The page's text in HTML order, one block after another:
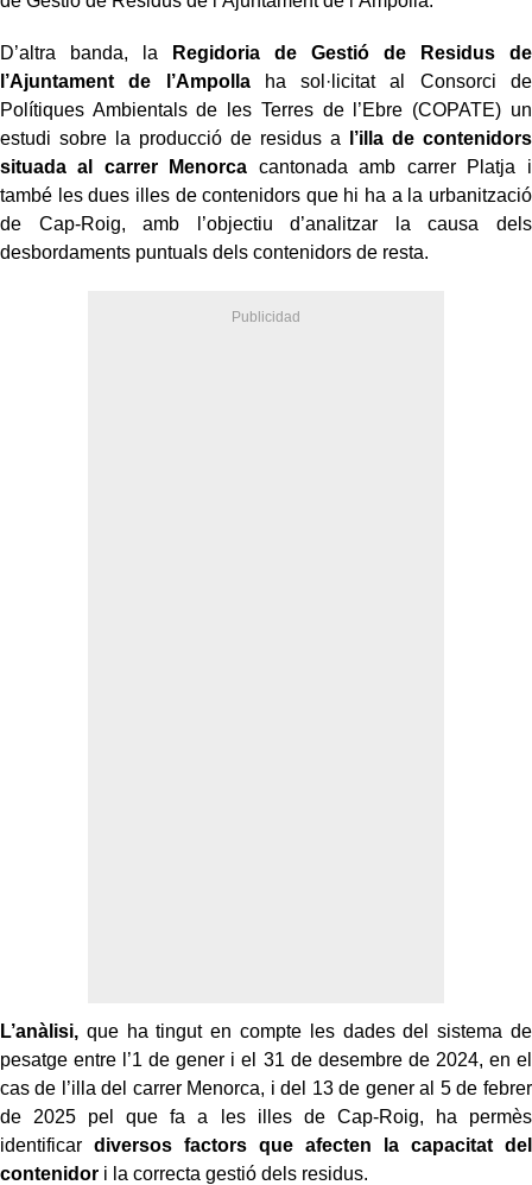
D’altra banda, la
Regidoria de Gestió de Residus de
l’Ajuntament de l’Ampollaha sol·licitat al Consorci de
Polítiques Ambientals de les Terres de l’Ebre (COPATE) un
estudi sobre la producció de residus a
l’illa de contenidors
situada al carrer Menorca cantonada amb carrer Platja i
també les dues illes de contenidors que hi ha a la urbanització
de Cap-Roig, amb l’objectiu d’analitzar la causa dels
desbordaments puntuals dels contenidors de resta.
L’anàlisi, que ha tingut en compte les dades del sistema de
pesatge entre l’1 de gener i el 31 de desembre de 2024, en el
cas de l’illa del carrer Menorca, i del 13 de gener al 5 de febrer
de 2025 pel que fa a les illes de Cap-Roig, ha permès
identificar diversos factors que afecten la capacitat del
contenidor i la correcta gestió dels residus.